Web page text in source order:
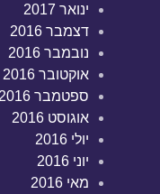
ינואר 2017
דצמבר 2016
נובמבר 2016
אוקטובר 2016
ספטמבר 2016
אוגוסט 2016
יולי 2016
יוני 2016
מאי 2016